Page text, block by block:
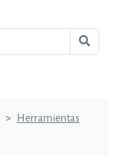
Herramientas